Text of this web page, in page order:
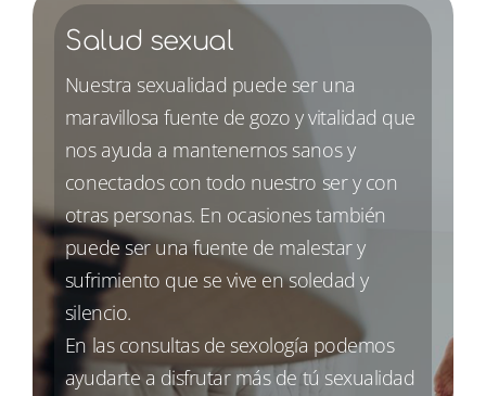
Salud sexual
Nuestra sexualidad puede ser una
maravillosa fuente de gozo y vitalidad que
nos ayuda a mantenernos sanos y
conectados con todo nuestro ser y con
otras personas. En ocasiones también
puede ser una fuente de malestar y
sufrimiento que se vive en soledad y
silencio.
En las consultas de sexología podemos
ayudarte a disfrutar más de tú sexualidad